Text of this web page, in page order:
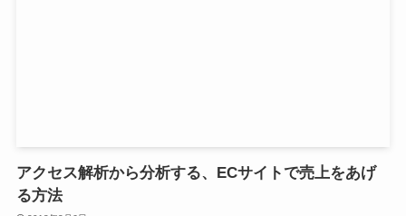
アクセス解析から分析する、ECサイトで売上をあげ
る方法